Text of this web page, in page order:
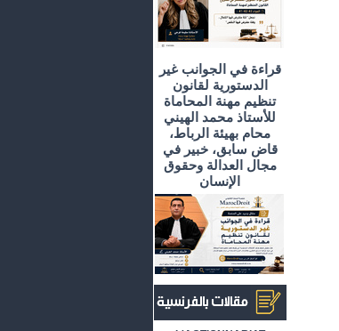
قراءة في الجوانب غير
الدستورية لقانون
تنظيم مهنة المحاماة
للأستاذ محمد الهيني
محام بهيئة الرباط،
قاض سابق، خبير في
مجال العدالة وحقوق
الإنسان